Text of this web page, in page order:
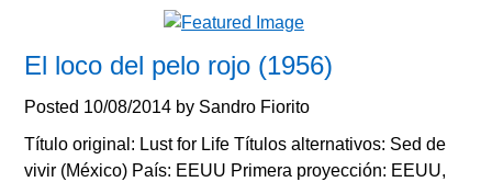
El loco del pelo rojo (1956)
Posted 10/08/2014 by Sandro Fiorito
Título original: Lust for Life Títulos alternativos: Sed de
vivir (México) País: EEUU Primera proyección: EEUU,